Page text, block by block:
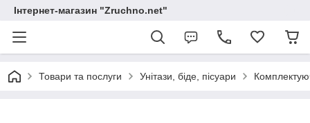
Інтернет-магазин "Zruchno.net"
Товари та послуги Унітази, біде, пісуари